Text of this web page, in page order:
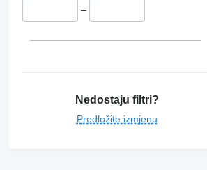
–
Nedostaju filtri?
Predložite izmjenu